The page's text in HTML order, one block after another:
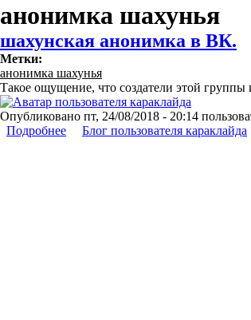
анонимка шахунья
шахунская анонимка в ВК.
Метки:
анонимка шахунья
Такое ощущение, что создатели этой
Опубликовано пт, 24/08/2018 - 20:14
Подробнее о шахунская анонимка в ВК.
Блог пользователя караклайда